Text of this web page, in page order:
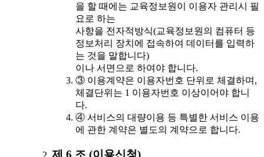
을 할 때에는 교육정보원이 이용자 관리시 필
요로 하는
사항을 전자적방식(교육정보원의 컴퓨터 등
정보처리 장치에 접속하여 데이터를 입력하
는 것을 말합니다)
이나 서면으로 하여야 합니다.
③ 이용계약은 이용자번호 단위로 체결하며,
체결단위는 1 이용자번호 이상이어야 합니
다.
④ 서비스의 대량이용 등 특별한 서비스 이용
에 관한 계약은 별도의 계약으로 합니다.